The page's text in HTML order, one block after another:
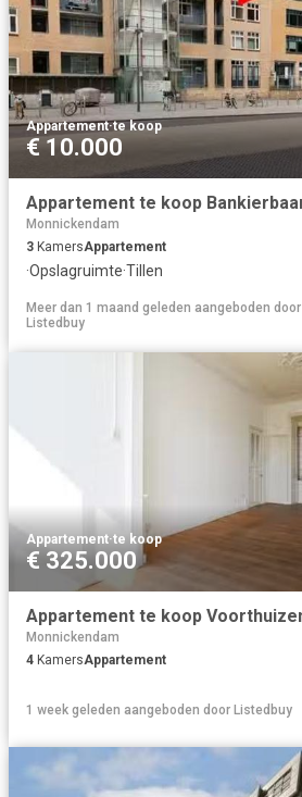
Appartement·te koop
€ 10.000
Monnickendam
3 KamersAppartement
·Opslagruimte·Tillen
Meer dan 1 maand geleden aangeboden door
Listedbuy
Appartement·te koop
€ 325.000
Monnickendam
4 KamersAppartement
1 week geleden aangeboden door Listedbuy